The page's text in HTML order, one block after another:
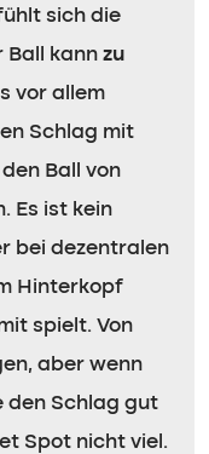
sich die
Ball kann zu
vor allem
Schlag mit
Ball von
Es ist kein
bei dezentralen
Hinterkopf
spielt. Von
aber wenn
den Schlag gut
Spot nicht viel.